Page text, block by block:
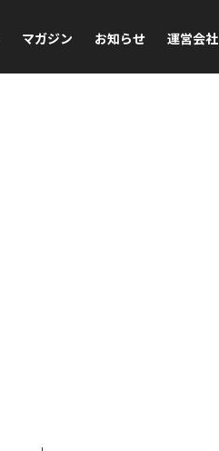
マガジン お知らせ 運営会社